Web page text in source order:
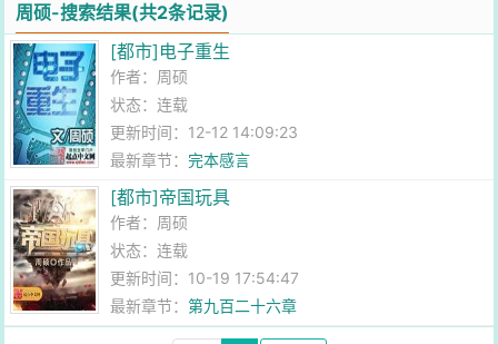
周硕-搜索结果(共2条记录)
[都市]电子重生
作者： 周硕
状态：连载
更新时间：12-12 14:09:23
最新章节：完本感言
[都市]帝国玩具
作者： 周硕
状态：连载
更新时间：10-19 17:54:47
最新章节：第九百二十六章